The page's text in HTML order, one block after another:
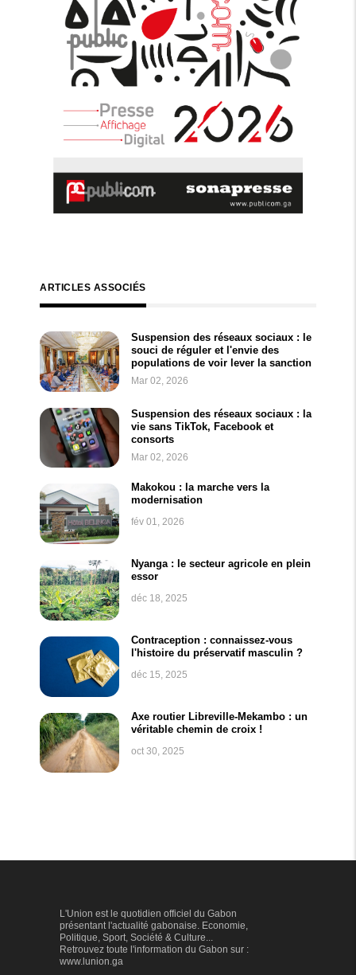
ARTICLES ASSOCIÉS
Suspension des réseaux sociaux : le
souci de réguler et l'envie des
populations de voir lever la sanction
Mar 02, 2026
Suspension des réseaux sociaux : la
vie sans TikTok, Facebook et
consorts
Mar 02, 2026
Makokou : la marche vers la
modernisation
fév 01, 2026
Nyanga : le secteur agricole en plein
essor
déc 18, 2025
Contraception : connaissez-vous
l'histoire du préservatif masculin ?
déc 15, 2025
Axe routier Libreville-Mekambo : un
véritable chemin de croix !
oct 30, 2025
L'Union est le quotidien officiel du Gabon
présentant l'actualité gabonaise. Economie,
Politique, Sport, Société & Culture...
Retrouvez toute l'information du Gabon sur :
www.lunion.ga